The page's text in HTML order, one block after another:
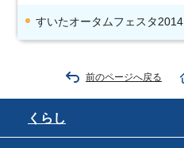
すいたオータムフェスタ2014
前のページへ戻る
くらし